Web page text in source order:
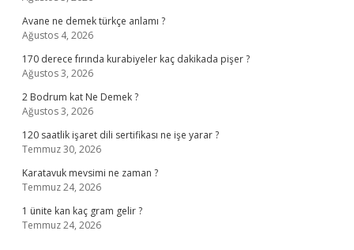
Avane ne demek türkçe anlamı ?
Ağustos 4, 2026
170 derece fırında kurabiyeler kaç dakikada pişer ?
Ağustos 3, 2026
2 Bodrum kat Ne Demek ?
Ağustos 3, 2026
120 saatlik işaret dili sertifikası ne işe yarar ?
Temmuz 30, 2026
Karatavuk mevsimi ne zaman ?
Temmuz 24, 2026
1 ünite kan kaç gram gelir ?
Temmuz 24, 2026